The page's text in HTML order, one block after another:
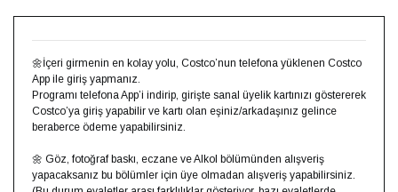
🌼İçeri girmenin en kolay yolu, Costco’nun telefona yüklenen Costco
App ile giriş yapmanız.⁣⁣
Programı telefona App’i indirip, girişte sanal üyelik kartınızı göstererek
Costco’ya giriş yapabilir ve kartı olan eşiniz/arkadaşınız gelince
beraberce ödeme yapabilirsiniz.⁣⁣
🌼 ⁣⁣Göz, fotoğraf baskı, eczane ve Alkol bölümünden alışveriş
yapacaksanız bu bölümler için üye olmadan alışveriş yapabilirsiniz.